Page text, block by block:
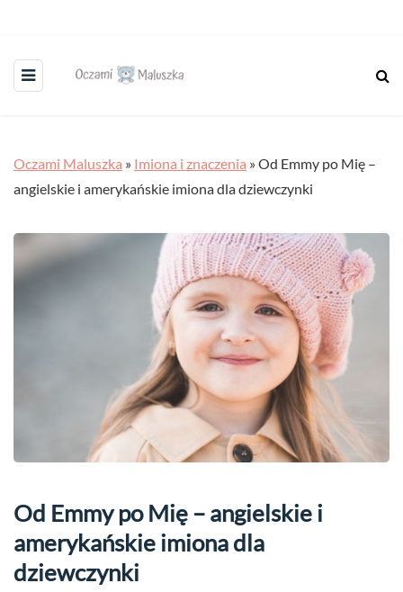
Oczami Maluszka » Imiona i znaczenia »Od Emmy po Mię –
angielskie i amerykańskie imiona dla dziewczynki
Od Emmy po Mię – angielskie i
amerykańskie imiona dla
dziewczynki